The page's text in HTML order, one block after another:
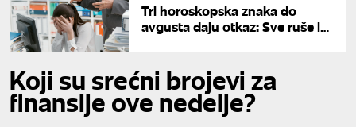
Tri horoskopska znaka do
avgusta daju otkaz: Sve ruše i
Koji su srećni brojevi za
finansije ove nedelje?